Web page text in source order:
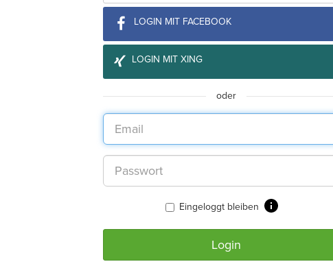
LOGIN MIT FACEBOOK
LOGIN MIT XING
oder
Eingeloggt bleiben